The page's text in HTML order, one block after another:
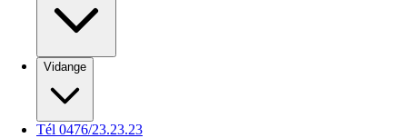
Vidange
Tél 0476/23.23.23